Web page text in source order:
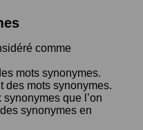
comme
mots synonymes.
des mots synonymes.
synonymes que l’on
synonymes en